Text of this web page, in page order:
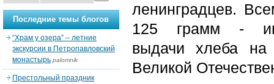
ленинградцев.
125 грамм -
выдачи хлеба на
Великой
Последние темы блогов
“Храм у озера” – летние
экскурсии в Петропавловский
монастырь palomnik
Престольный праздник